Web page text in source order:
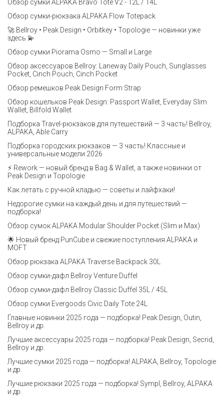
Обзор сумки ALPAKA Bravo Tote V2 - 12L / 14L
Обзор сумки-рюкзака ALPAKA Flow Totepack
🚀 Bellroy • Peak Design • Orbitkey • Topologie — новинки уже
здесь 💫
Обзор сумки Piorama Osmo — Small и Large
Обзор аксессуаров Bellroy: Laneway Daily Pouch, Sunglasses
Pocket, Cinch Pouch, Cinch Pocket
Обзор ремешков Peak Design Form Strap
Обзор кошельков Peak Design: Passport Wallet, Everyday Slim
Wallet, Billfold Wallet
Подборка Travel-рюкзаков для путешествий — 3 часть! Bellroy,
ALPAKA, Able Carry
Подборка городских рюкзаков — 3 часть! Классные и
универсальные модели 2026
⚡️ Rework — новый бренд в Bag & Wallet, а также новинки от
Peak Design и Topologie
Как летать с ручной кладью — советы и лайфхаки!
Недорогие сумки на каждый день и для путешествий —
подборка!
Обзор сумок ALPAKA Modular Shoulder Pocket (Slim и Max)
🌟 Новый бренд PunCube и свежие поступления ALPAKA и
MOFT
Обзор рюкзака ALPAKA Traverse Backpack 30L
Обзор сумки-дафл Bellroy Venture Duffel
Обзор сумки-дафл Bellroy Classic Duffel 35L / 45L
Обзор сумки Evergoods Civic Daily Tote 24L
Главные новинки 2025 года — подборка! Peak Design, Outin,
Bellroy и др.
Лучшие аксессуары 2025 года — подборка! Peak Design, Secrid,
Bellroy и др.
Лучшие сумки 2025 года — подборка! ALPAKA, Bellroy, Topologie
и др.
Лучшие рюкзаки 2025 года — подборка! Sympl, Bellroy, ALPAKA
и др.